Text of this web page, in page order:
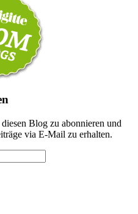
Blog zu abonnieren und
via E-Mail zu erhalten.